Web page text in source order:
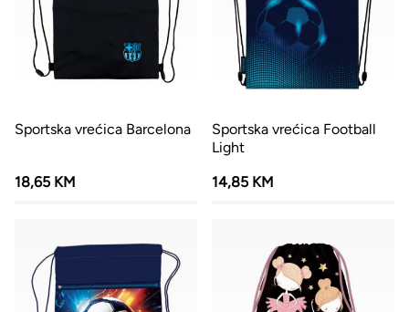
Sportska vrećica Barcelona
18,65 KM
Sportska vrećica Football
Light
14,85 KM